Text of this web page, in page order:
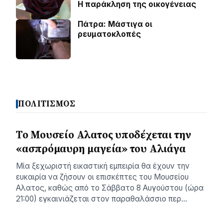
Η παράκληση της οικογένειας
Πάτρα: Μάστιγα οι
ρευµατοκλοπές
ΠΟΛΙΤΙΣΜΟΣ
Το Μουσείο Αλατος υποδέχεται την
«ασπρόμαυρη μαγεία» του Αλιάγα
Μία ξεχωριστή εικαστική εμπειρία θα έχουν την
ευκαιρία να ζήσουν οι επισκέπτες του Μουσείου
Αλατος, καθώς από το Σάββατο 8 Αυγούστου (ώρα
21:00) εγκαινιάζεται στον παραθαλάσσιο περ…